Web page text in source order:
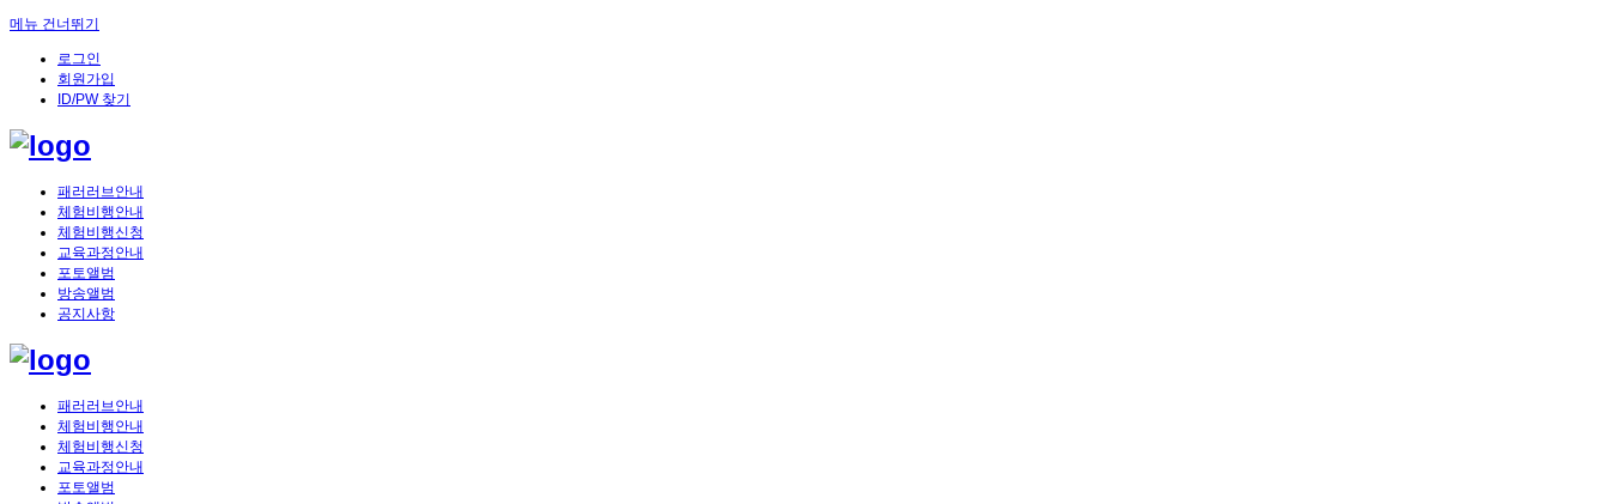
메뉴 건너뛰기
로그인
회원가입
ID/PW 찾기
패러러브안내
체험비행안내
체험비행신청
교육과정안내
포토앨범
방송앨범
공지사항
패러러브안내
체험비행안내
체험비행신청
교육과정안내
포토앨범